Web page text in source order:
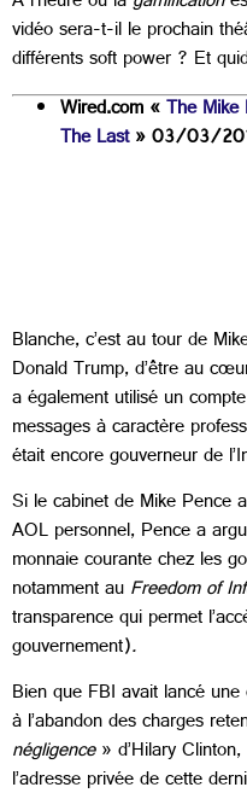
vidéo sera-t-il le prochain
différents soft power ? Et
Wired.com «The Mike
The Last» 03/03/
Blanche, c’est au tour de
Donald Trump, d’être au
a également utilisé un
messages à caractère
était encore gouverneur de
Si le cabinet de Mike Pence
AOL personnel, Pence a
monnaie courante chez les
notamment auFreedom of
transparence qui permet
gouvernement).
Bien que FBI avait lancé
à l’abandon des charges
négligence» d’Hilary
l’adresse privée de cette